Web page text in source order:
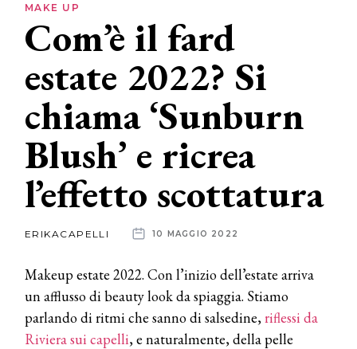
Lifestyle
News
News
dalle
aziende
MAKE UP
Com’è il fard
estate 2022? Si
chiama ‘Sunburn
Blush’ e ricrea
l’effetto scottatura
ERIKACAPELLI 10 MAGGIO 2022
Makeup estate 2022. Con l’inizio dell’estate arriva
un afflusso di beauty look da spiaggia. Stiamo
parlando di ritmi che sanno di salsedine,riflessi da
Riviera sui capelli, e naturalmente, della pelle